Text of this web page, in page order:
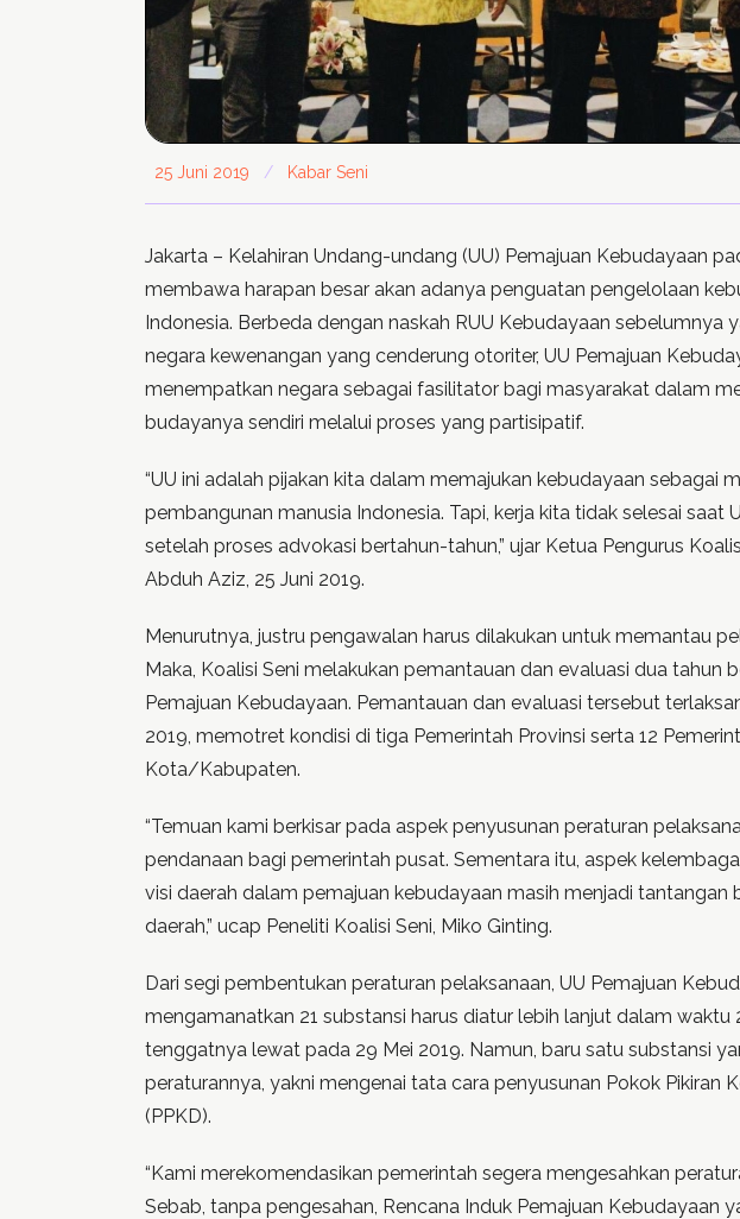
25 Juni 2019 / Kabar Seni
Jakarta – Kelahiran Undang-undang (UU) Pemajuan Kebudayaan
membawa harapan besar akan adanya penguatan pengelolaan
Indonesia. Berbeda dengan naskah RUU Kebudayaan sebelumnya
negara kewenangan yang cenderung otoriter, UU Pemajuan
menempatkan negara sebagai fasilitator bagi masyarakat dalam
budayanya sendiri melalui proses yang partisipatif.
“UU ini adalah pijakan kita dalam memajukan kebudayaan sebagai
pembangunan manusia Indonesia. Tapi, kerja kita tidak selesai saat
setelah proses advokasi bertahun-tahun,” ujar Ketua Pengurus
Abduh Aziz, 25 Juni 2019.
Menurutnya, justru pengawalan harus dilakukan untuk memantau
Maka, Koalisi Seni melakukan pemantauan dan evaluasi dua tahun
Pemajuan Kebudayaan. Pemantauan dan evaluasi tersebut
2019, memotret kondisi di tiga Pemerintah Provinsi serta 12
Kota/Kabupaten.
“Temuan kami berkisar pada aspek penyusunan peraturan
pendanaan bagi pemerintah pusat. Sementara itu, aspek
visi daerah dalam pemajuan kebudayaan masih menjadi tantangan
daerah,” ucap Peneliti Koalisi Seni, Miko Ginting.
Dari segi pembentukan peraturan pelaksanaan, UU Pemajuan
mengamanatkan 21 substansi harus diatur lebih lanjut dalam waktu
tenggatnya lewat pada 29 Mei 2019. Namun, baru satu substansi
peraturannya, yakni mengenai tata cara penyusunan Pokok Pikiran
(PPKD).
“Kami merekomendasikan pemerintah segera mengesahkan
Sebab, tanpa pengesahan, Rencana Induk Pemajuan Kebudayaan